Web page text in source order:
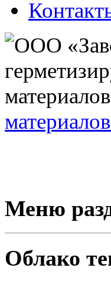
Меню
Облако